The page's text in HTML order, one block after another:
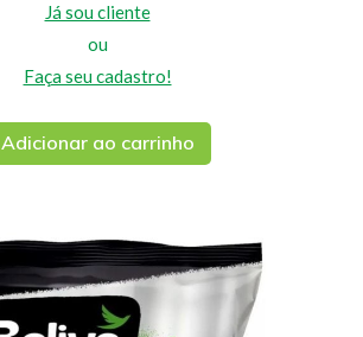
Já sou cliente
ou
Faça seu cadastro!
Adicionar ao carrinho